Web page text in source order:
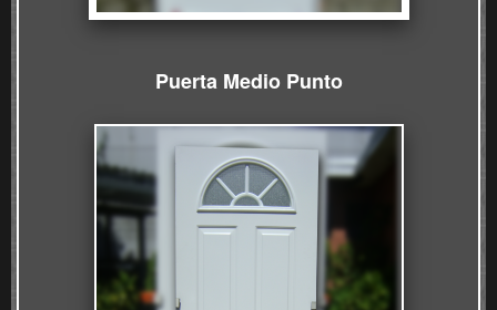
Puerta Medio Punto